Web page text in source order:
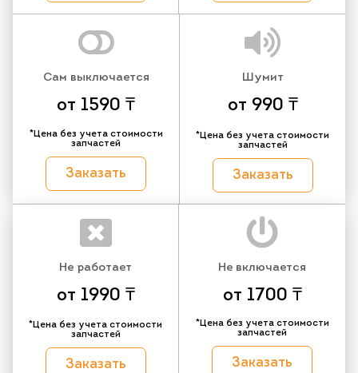
Сам выключается
от 1590 ₸
*Цена без учета стоимости
запчастей
Заказать
Шумит
от 990 ₸
*Цена без учета стоимости
запчастей
Заказать
Не работает
от 1990 ₸
*Цена без учета стоимости
запчастей
Заказать
Не включается
от 1700 ₸
*Цена без учета стоимости
запчастей
Заказать